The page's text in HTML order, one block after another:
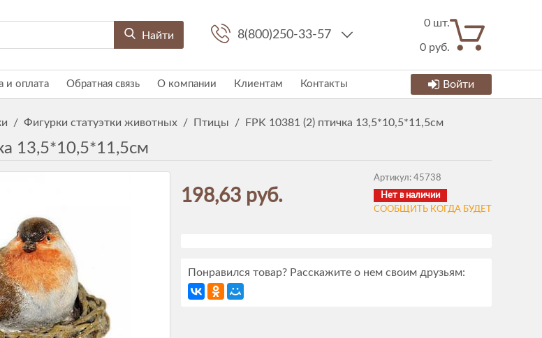
Найти 8(800)250-33-57
0 шт.
0 руб.
и оплата Обратная связь О компании Клиентам Контакты Войти
/ Фигурки статуэтки животных / Птицы / FPK 10381 (2) птичка 13,5*10,5*11,5см
13,5*10,5*11,5см
198,63 руб.
Артикул: 45738
Нет в наличии
СООБЩИТЬ КОГДА БУДЕТ
Понравился товар? Расскажите о нем своим друзьям: